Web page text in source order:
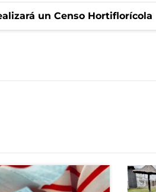
un Censo Hortiflorícola